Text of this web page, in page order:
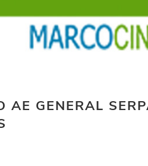
AE GENERAL